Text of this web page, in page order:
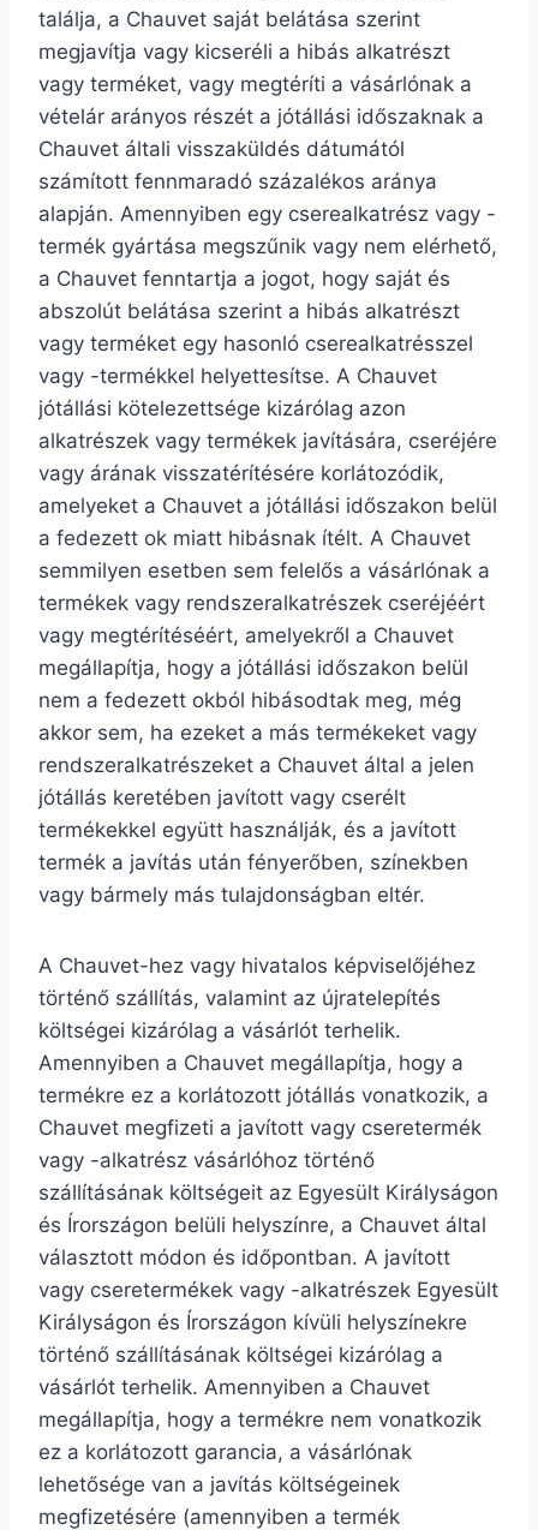
találja, a Chauvet saját belátása szerint
megjavítja vagy kicseréli a hibás alkatrészt
vagy terméket, vagy megtéríti a vásárlónak a
vételár arányos részét a jótállási időszaknak a
Chauvet általi visszaküldés dátumától
számított fennmaradó százalékos aránya
alapján. Amennyiben egy cserealkatrész vagy -
termék gyártása megszűnik vagy nem elérhető,
a Chauvet fenntartja a jogot, hogy saját és
abszolút belátása szerint a hibás alkatrészt
vagy terméket egy hasonló cserealkatrésszel
vagy -termékkel helyettesítse. A Chauvet
jótállási kötelezettsége kizárólag azon
alkatrészek vagy termékek javítására, cseréjére
vagy árának visszatérítésére korlátozódik,
amelyeket a Chauvet a jótállási időszakon belül
a fedezett ok miatt hibásnak ítélt. A Chauvet
semmilyen esetben sem felelős a vásárlónak a
termékek vagy rendszeralkatrészek cseréjéért
vagy megtérítéséért, amelyekről a Chauvet
megállapítja, hogy a jótállási időszakon belül
nem a fedezett okból hibásodtak meg, még
akkor sem, ha ezeket a más termékeket vagy
rendszeralkatrészeket a Chauvet által a jelen
jótállás keretében javított vagy cserélt
termékekkel együtt használják, és a javított
termék a javítás után fényerőben, színekben
vagy bármely más tulajdonságban eltér.
A Chauvet-hez vagy hivatalos képviselőjéhez
történő szállítás, valamint az újratelepítés
költségei kizárólag a vásárlót terhelik.
Amennyiben a Chauvet megállapítja, hogy a
termékre ez a korlátozott jótállás vonatkozik, a
Chauvet megfizeti a javított vagy cseretermék
vagy -alkatrész vásárlóhoz történő
szállításának költségeit az Egyesült Királyságon
és Írországon belüli helyszínre, a Chauvet által
választott módon és időpontban. A javított
vagy cseretermékek vagy -alkatrészek Egyesült
Királyságon és Írországon kívüli helyszínekre
történő szállításának költségei kizárólag a
vásárlót terhelik. Amennyiben a Chauvet
megállapítja, hogy a termékre nem vonatkozik
ez a korlátozott garancia, a vásárlónak
lehetősége van a javítás költségeinek
megfizetésére (amennyiben a termék